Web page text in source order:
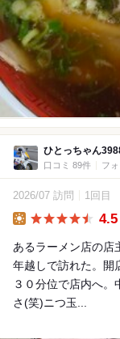
ひとっちゃん
口コミ 89件 フ
2026/07 訪問 1回目
4.5
あるラーメン店の店
年越しで訪れた。開
３０分位で店内へ
さ(笑)ニつ玉...